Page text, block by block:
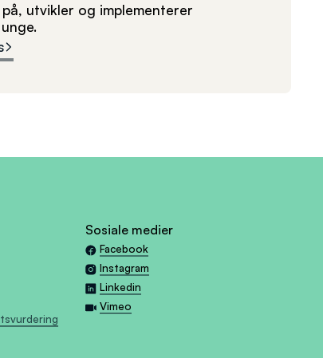
utvikler og implementerer
Sosiale medier
Facebook
Instagram
Linkedin
Vimeo